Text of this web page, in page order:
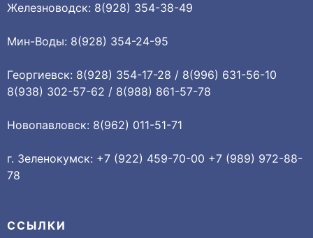
Железноводск: 8(928) 354-38-49
Мин-Воды: 8(928) 354-24-95
Георгиевск: 8(928) 354-17-28 / 8(996) 631-56-10
8(938) 302-57-62 / 8(988) 861-57-78
Новопавловск: 8(962) 011-51-71
г. Зеленокумск: +7 (922) 459-70-00 +7 (989) 972-88-
78
ССЫЛКИ